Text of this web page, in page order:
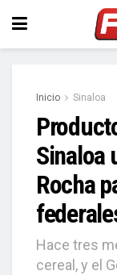
Inicio Sinaloa
Sinaloa
Rocha
Hace tres
cereal, y el